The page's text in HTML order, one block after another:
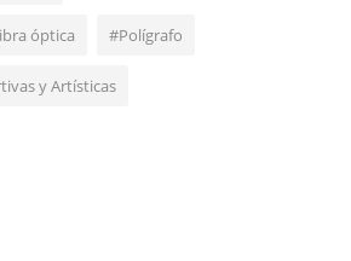
óptica #Polígrafo
y Artísticas